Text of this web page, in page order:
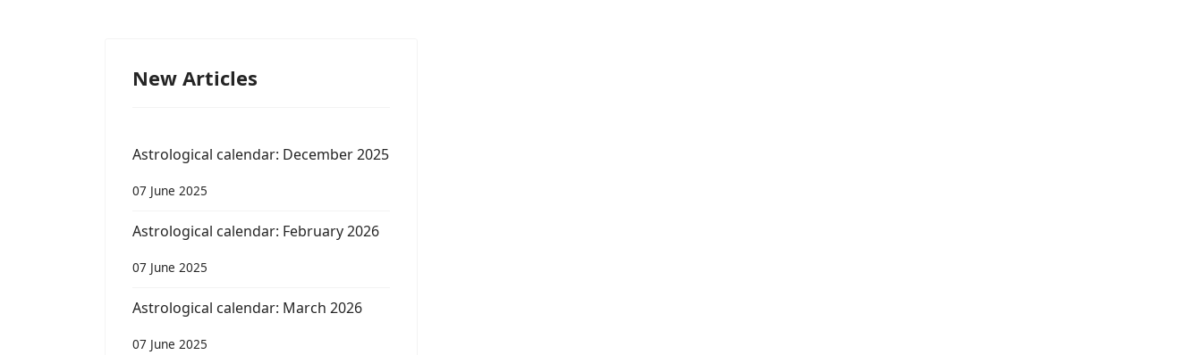
New Articles
Astrological calendar: December 2025
07 June 2025
Astrological calendar: February 2026
07 June 2025
Astrological calendar: March 2026
07 June 2025